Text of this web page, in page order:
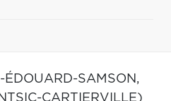
ÉDOUARD-SAMSON,
CARTIERVILLE)